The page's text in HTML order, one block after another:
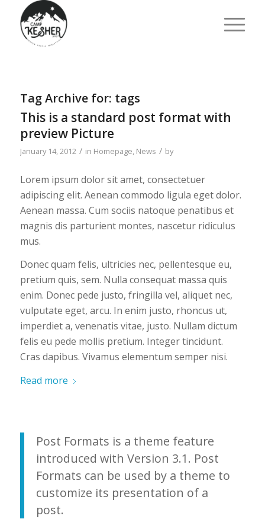
Tag Archive for: tags
This is a standard post format with
preview Picture
January 14, 2012 / in Homepage, News / by
Lorem ipsum dolor sit amet, consectetuer
adipiscing elit. Aenean commodo ligula eget dolor.
Aenean massa. Cum sociis natoque penatibus et
magnis dis parturient montes, nascetur ridiculus
mus.
Donec quam felis, ultricies nec, pellentesque eu,
pretium quis, sem. Nulla consequat massa quis
enim. Donec pede justo, fringilla vel, aliquet nec,
vulputate eget, arcu. In enim justo, rhoncus ut,
imperdiet a, venenatis vitae, justo. Nullam dictum
felis eu pede mollis pretium. Integer tincidunt.
Cras dapibus. Vivamus elementum semper nisi.
Read more
Post Formats is a theme feature
introduced with Version 3.1. Post
Formats can be used by a theme to
customize its presentation of a
post.